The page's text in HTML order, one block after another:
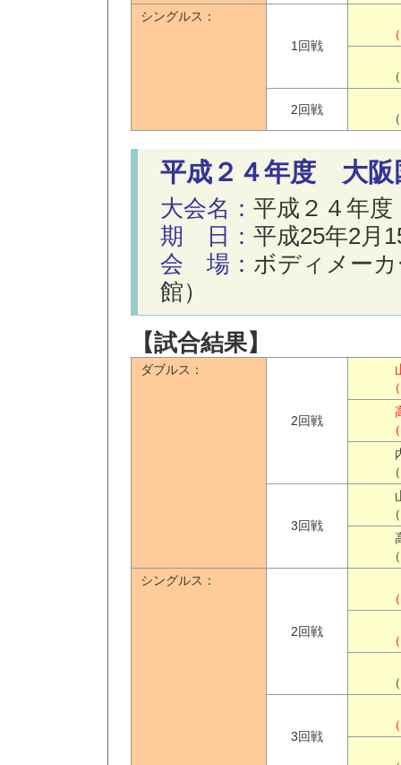
シングルス：
1回戦
2回戦
平成２４年度 大阪
大会名： 平成２４年
期 日： 平成25年2月
会 場： ボディメー
館）
【試合結果】
ダブルス：
2回戦
3回戦
シングルス：
2回戦
3回戦